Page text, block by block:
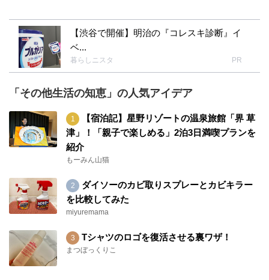
【渋谷で開催】明治の『コレスキ診断』イ
ベ...
暮らしニスタ PR
「その他生活の知恵」の人気アイデア
【宿泊記】星野リゾートの温泉旅館「界 草
津」！「親子で楽しめる」2泊3日満喫プランを
紹介
もーみん山猫
ダイソーのカビ取りスプレーとカビキラー
を比較してみた
miyuremama
Tシャツのロゴを復活させる裏ワザ！
まつぼっくりこ